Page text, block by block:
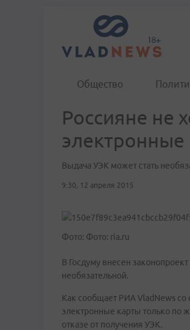
Общество
Россияне не
электронные
Выдача УЭК может стать
9:30, 12 апреля 2015
Фото: Фото: ria.ru
В Госдуму внесен
необязательной.
Как сообщает РИА VladNews со
электронные карты только по
отказе от получения УЭК.